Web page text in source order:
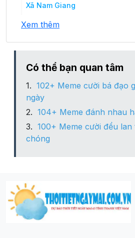
Xã Nam Giang
Xã Nam Lĩnh
Xã Nam Nghĩa
Xã Nam Thái
Xã Nam Xuân
Xem thêm
Có thể bạn quan tâm
102+ Meme cười bá đạo
ngày
104+ Meme đánh nhau
100+ Meme cười đểu
chóng